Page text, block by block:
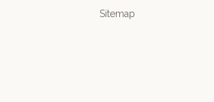
Sitemap